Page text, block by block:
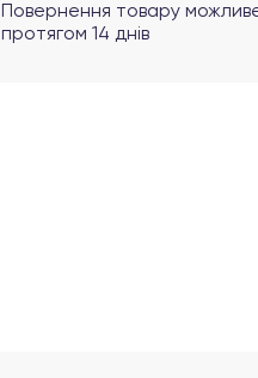
Повернення товару
протягом 14 днів